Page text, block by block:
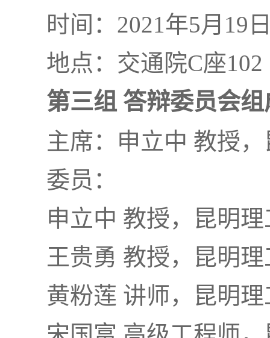
时间：2021年5月19
地点：交通院C座102
第三组 答辩委员会组
主席：申立中 教授
委员：
申立中 教授，昆明
王贵勇 教授，昆明
黄粉莲 讲师，昆明